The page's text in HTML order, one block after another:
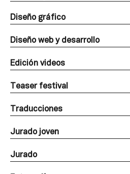
Diseño gráfico
Diseño web y desarrollo
Edición videos
Teaser festival
Traducciones
Jurado joven
Jurado